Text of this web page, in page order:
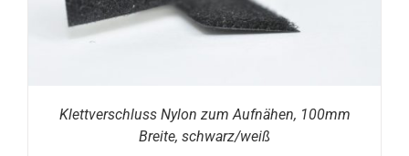
Klettverschluss Nylon zum Aufnähen, 100mm
Breite, schwarz/weiß